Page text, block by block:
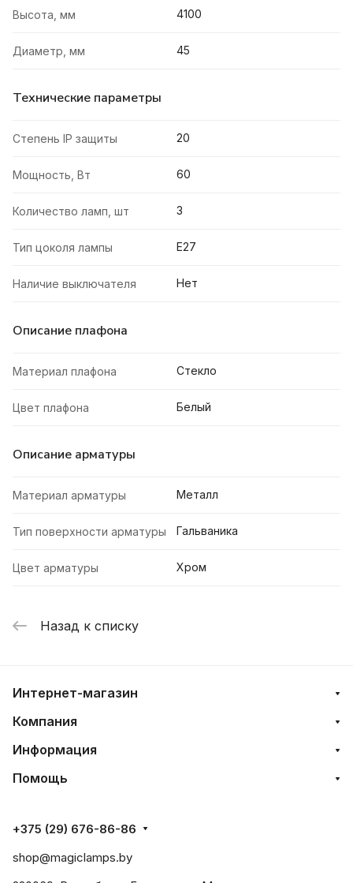
Высота, мм 4100
Диаметр, мм 45
Технические параметры
Степень IP защиты 20
Мощность, Вт 60
Количество ламп, шт 3
Тип цоколя лампы E27
Наличие выключателя Нет
Описание плафона
Материал плафона Стекло
Цвет плафона Белый
Описание арматуры
Материал арматуры Металл
Тип поверхности арматуры Гальваника
Цвет арматуры Хром
Назад к списку
Интернет-магазин
Компания
Информация
Помощь
+375 (29) 676-86-86
shop@magiclamps.by